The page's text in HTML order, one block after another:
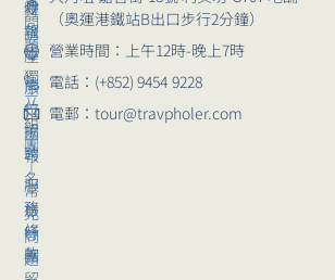
（奧運港鐵站B出口步行2分鐘）
營業時間：上午12時-晚上7時
電話：(+852) 9454 9228
電郵：tour@travpholer.com
行
講
座
旅
行
團
報
名
旅
行
團
問
題
獨
立
組
團
｜
常
見
問
題
體
報
導
崗
位
招
聘
服
務
條
款